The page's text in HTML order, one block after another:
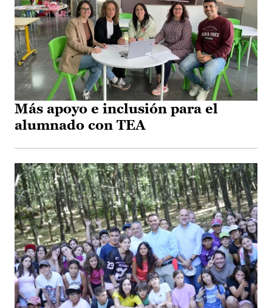
Más apoyo e inclusión para el
alumnado con TEA